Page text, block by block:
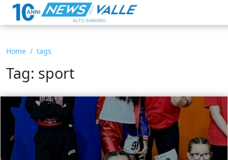
Home tags
Tag: sport